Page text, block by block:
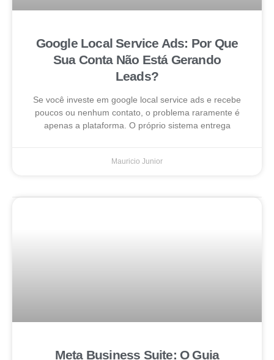
Google Local Service Ads: Por Que
Sua Conta Não Está Gerando
Leads?
Se você investe em google local service ads e recebe
poucos ou nenhum contato, o problema raramente é
apenas a plataforma. O próprio sistema entrega
Mauricio Junior
Meta Business Suite: O Guia